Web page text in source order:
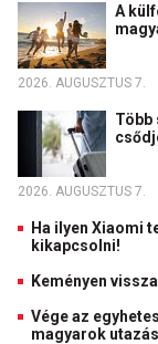
A
2026. AUGUSZTUS 7.
Több
2026. AUGUSZTUS 7.
Ha ilyen Xiaomi
kikapcsolni!
Keményen
Vége az
magyarok